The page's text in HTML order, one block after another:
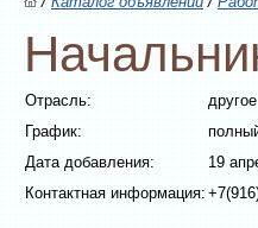
Отрасль:
другое
График:
Дата добавления:
19
Контактная информация: